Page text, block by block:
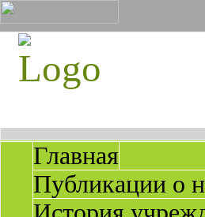
Главная
Публикации о